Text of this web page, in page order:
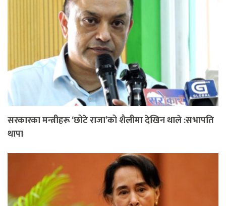
सरकारका मन्त्रीहरू ‘छोटे राजा’को शैलीमा देखिन थाले :सभापति
थापा